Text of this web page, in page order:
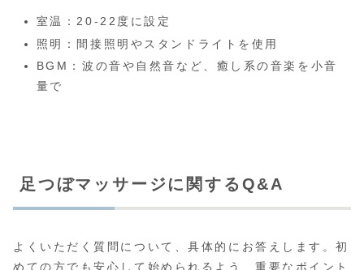
室温：20-22度に設定
照明：間接照明やスタンドライトを使用
BGM：波の音や自然音など、癒し系の音楽を小音
量で
足つぼマッサージに関するQ&A
よくいただく質問について、具体的にお答えします。初
めての方でも安心して始められるよう、重要なポイント